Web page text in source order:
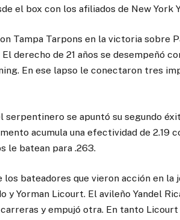
el box con los afiliados de New York
Tampa Tarpons en la victoria sobre
derecho de 21 años se desempeñó
En ese lapso le conectaron tres
serpentinero se apuntó su segundo
acumula una efectividad de 2.19
le batean para .263.
bateadores que vieron acción en la
y Yorman Licourt. El avileño Yandel
y empujó otra. En tanto